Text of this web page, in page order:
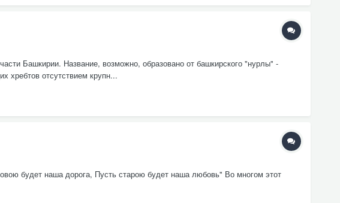
Башкирии. Название, возможно, образовано от башкирского "нурлы" -
хребтов отсутствием крупн...
будет наша дорога, Пусть старою будет наша любовь" Во многом этот